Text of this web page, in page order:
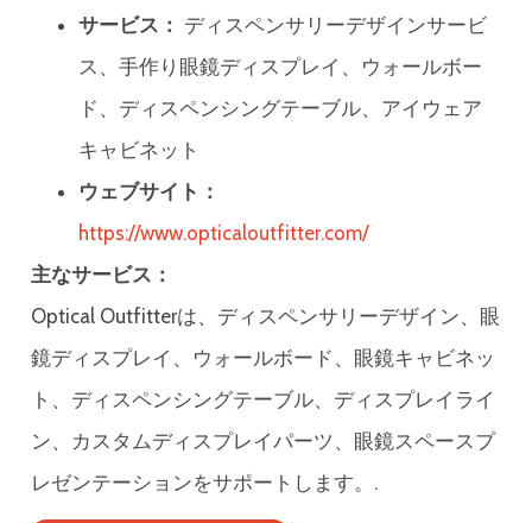
サービス： ディスペンサリーデザインサービ
ス、手作り眼鏡ディスプレイ、ウォールボー
ド、ディスペンシングテーブル、アイウェア
キャビネット
ウェブサイト：
https://www.opticaloutfitter.com/
主なサービス：
Optical Outfitterは、ディスペンサリーデザイン、眼
鏡ディスプレイ、ウォールボード、眼鏡キャビネッ
ト、ディスペンシングテーブル、ディスプレイライ
ン、カスタムディスプレイパーツ、眼鏡スペースプ
レゼンテーションをサポートします。.